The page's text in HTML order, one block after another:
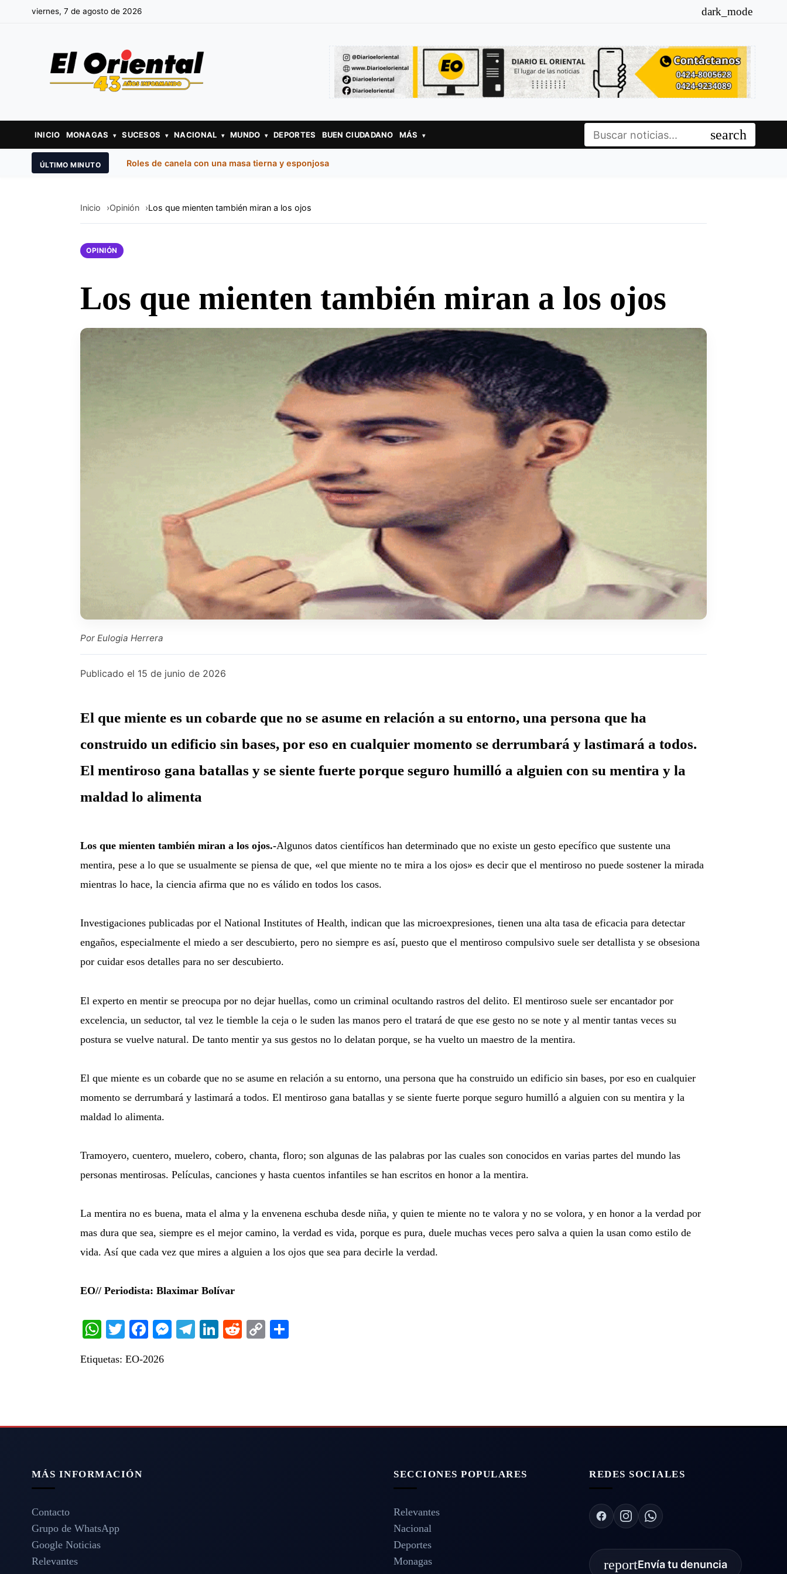
viernes, 7 de agosto de 2026 dark_mode
INICIO MONAGAS ▾ SUCESOS ▾ NACIONAL ▾ MUNDO ▾ DEPORTES BUEN CIUDADANO MÁS ▾ Buscar: search
ÚLTIMO MINUTO Roles de canela con una masa tierna y esponjosa
Inicio Opinión Los que mienten también miran a los ojos
OPINIÓN
Los que mienten también miran a los ojos
Por Eulogia Herrera
Publicado el 15 de junio de 2026
El que miente es un cobarde que no se asume en relación a su entorno, una persona que ha
construido un edificio sin bases, por eso en cualquier momento se derrumbará y lastimará a todos.
El mentiroso gana batallas y se siente fuerte porque seguro humilló a alguien con su mentira y la
maldad lo alimenta
Los que mienten también miran a los ojos.-Algunos datos científicos han determinado que no existe un gesto epecífico que sustente una
mentira, pese a lo que se usualmente se piensa de que, «el que miente no te mira a los ojos» es decir que el mentiroso no puede sostener la mirada
mientras lo hace, la ciencia afirma que no es válido en todos los casos.
Investigaciones publicadas por el National Institutes of Health, indican que las microexpresiones, tienen una alta tasa de eficacia para detectar
engaños, especialmente el miedo a ser descubierto, pero no siempre es así, puesto que el mentiroso compulsivo suele ser detallista y se obsesiona
por cuidar esos detalles para no ser descubierto.
El experto en mentir se preocupa por no dejar huellas, como un criminal ocultando rastros del delito. El mentiroso suele ser encantador por
excelencia, un seductor, tal vez le tiemble la ceja o le suden las manos pero el tratará de que ese gesto no se note y al mentir tantas veces su
postura se vuelve natural. De tanto mentir ya sus gestos no lo delatan porque, se ha vuelto un maestro de la mentira.
El que miente es un cobarde que no se asume en relación a su entorno, una persona que ha construido un edificio sin bases, por eso en cualquier
momento se derrumbará y lastimará a todos. El mentiroso gana batallas y se siente fuerte porque seguro humilló a alguien con su mentira y la
maldad lo alimenta.
Tramoyero, cuentero, muelero, cobero, chanta, floro; son algunas de las palabras por las cuales son conocidos en varias partes del mundo las
personas mentirosas. Películas, canciones y hasta cuentos infantiles se han escritos en honor a la mentira.
La mentira no es buena, mata el alma y la envenena eschuba desde niña, y quien te miente no te valora y no se volora, y en honor a la verdad por
mas dura que sea, siempre es el mejor camino, la verdad es vida, porque es pura, duele muchas veces pero salva a quien la usan como estilo de
vida. Así que cada vez que mires a alguien a los ojos que sea para decirle la verdad.
EO// Periodista: Blaximar Bolívar
WhatsApp
TwitterFacebook
Messenger
Telegram
LinkedIn
RedditCopy
Etiquetas: EO-2026
MÁS INFORMACIÓN
Contacto
Grupo de WhatsApp
Google Noticias
Relevantes
SECCIONES POPULARES
Relevantes
Nacional
Deportes
Monagas
REDES SOCIALES
reportEnvía tu denuncia